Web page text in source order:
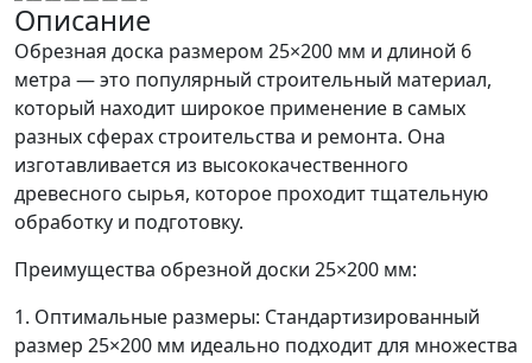
Описание
Обрезная доска размером 25×200 мм и длиной 6
метра — это популярный строительный материал,
который находит широкое применение в самых
разных сферах строительства и ремонта. Она
изготавливается из высококачественного
древесного сырья, которое проходит тщательную
обработку и подготовку.
Преимущества обрезной доски 25×200 мм:
1. Оптимальные размеры: Стандартизированный
размер 25×200 мм идеально подходит для множества